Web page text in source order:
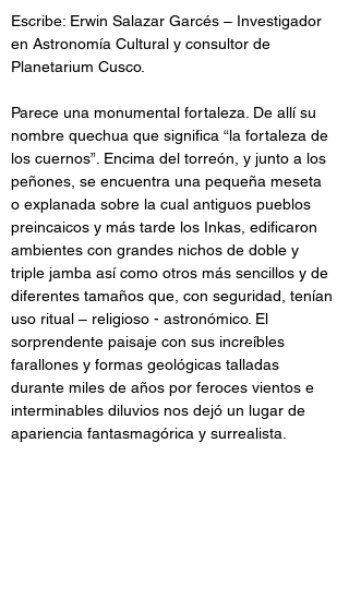
Escribe: Erwin Salazar Garcés – Investigador
en Astronomía Cultural y consultor de
Planetarium Cusco.
Parece una monumental fortaleza. De allí su
nombre quechua que significa “la fortaleza de
los cuernos”. Encima del torreón, y junto a los
peñones, se encuentra una pequeña meseta
o explanada sobre la cual antiguos pueblos
preincaicos y más tarde los Inkas, edificaron
ambientes con grandes nichos de doble y
triple jamba así como otros más sencillos y de
diferentes tamaños que, con seguridad, tenían
uso ritual – religioso - astronómico. El
sorprendente paisaje con sus increíbles
farallones y formas geológicas talladas
durante miles de años por feroces vientos e
interminables diluvios nos dejó un lugar de
apariencia fantasmagórica y surrealista.